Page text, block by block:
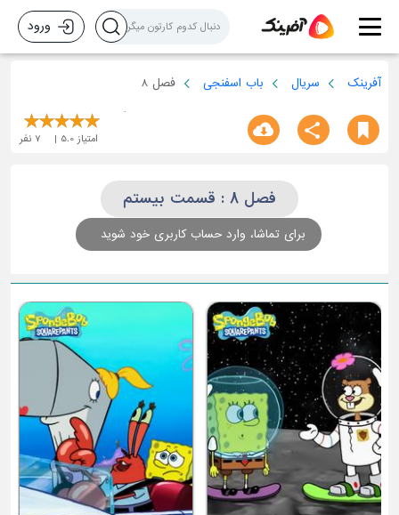
ورود
آفرینک سریال باب اسفنجی فصل 8
امتیاز 5.0
7 نفر
فصل 8 : قسمت بیستم
برای تماشا، وارد حساب کاربری خود شوید